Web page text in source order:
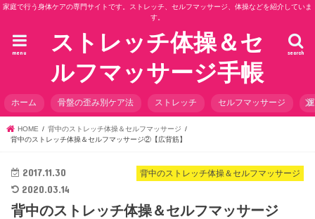
家庭で行う身体ケアの専門サイトです。ストレッチ、セルフマッサージ、体操などを紹介していま
す。
ストレッチ体操＆セ
ルフマッサージ手帳
search
menu
ホーム 骨盤の歪み別ケア法 ストレッチ セルフマッサージ
HOME
背中のストレッチ体操＆セルフマッサージ
背中のストレッチ体操＆セルフマッサージ②【広背筋】
背中のストレッチ体操＆セルフマッサージ
2017.11.30
2020.03.14
背中のストレッチ体操＆セルフマッサージ